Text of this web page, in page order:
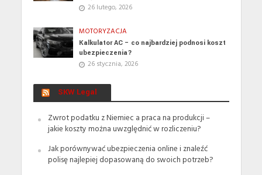
26 lutego, 2026
MOTORYZACJA
Kalkulator AC – co najbardziej podnosi koszt
ubezpieczenia?
26 stycznia, 2026
SKW Legal
Zwrot podatku z Niemiec a praca na produkcji –
jakie koszty można uwzględnić w rozliczeniu?
Jak porównywać ubezpieczenia online i znaleźć
polisę najlepiej dopasowaną do swoich potrzeb?